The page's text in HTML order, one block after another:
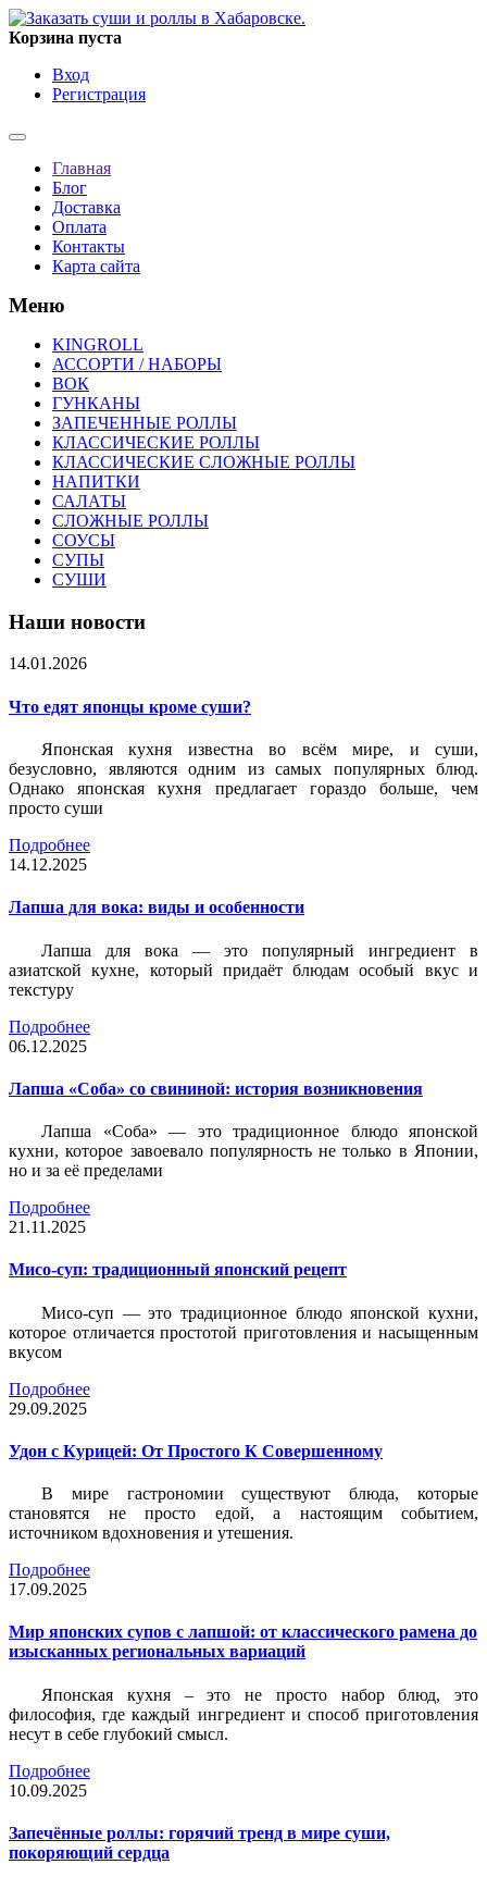
Корзина пуста
Вход
Регистрация
Главная
Блог
Доставка
Оплата
Контакты
Карта сайта
Меню
KINGROLL
АССОРТИ / НАБОРЫ
ВОК
ГУНКАНЫ
ЗАПЕЧЕННЫЕ РОЛЛЫ
КЛАССИЧЕСКИЕ РОЛЛЫ
КЛАССИЧЕСКИЕ СЛОЖНЫЕ РОЛЛЫ
НАПИТКИ
САЛАТЫ
СЛОЖНЫЕ РОЛЛЫ
СОУСЫ
СУПЫ
СУШИ
Наши новости
14.01.2026
Что едят японцы кроме суши?
Японская кухня известна во всём мире, и суши,
безусловно, являются одним из самых популярных блюд.
Однако японская кухня предлагает гораздо больше, чем
просто суши
Подробнее
14.12.2025
Лапша для вока: виды и особенности
Лапша для вока — это популярный ингредиент в
азиатской кухне, который придаёт блюдам особый вкус и
текстуру
Подробнее
06.12.2025
Лапша «Соба» со свининой: история возникновения
Лапша «Соба» — это традиционное блюдо японской
кухни, которое завоевало популярность не только в Японии,
но и за её пределами
Подробнее
21.11.2025
Мисо-суп: традиционный японский рецепт
Мисо-суп — это традиционное блюдо японской кухни,
которое отличается простотой приготовления и насыщенным
вкусом
Подробнее
29.09.2025
Удон с Курицей: От Простого К Совершенному
В мире гастрономии существуют блюда, которые
становятся не просто едой, а настоящим событием,
источником вдохновения и утешения.
Подробнее
17.09.2025
Мир японских супов с лапшой: от классического рамена до
изысканных региональных вариаций
Японская кухня – это не просто набор блюд, это
философия, где каждый ингредиент и способ приготовления
несут в себе глубокий смысл.
Подробнее
10.09.2025
Запечённые роллы: горячий тренд в мире суши,
покоряющий сердца